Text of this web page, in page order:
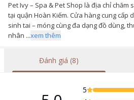
Pet Ivy – Spa & Pet Shop là địa chỉ chăm
tại quận Hoàn Kiếm. Cửa hàng cung cấp
sinh tai – móng cùng đa dạng đồ dùng,
nhân ...xem thêm
Đánh giá (8)
5